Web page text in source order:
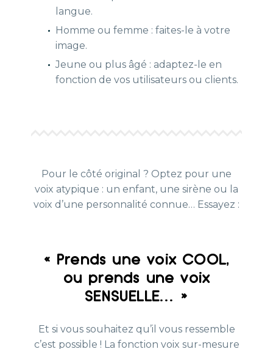
langue.
Homme ou femme : faites-le à votre
image.
Jeune ou plus âgé : adaptez-le en
fonction de vos utilisateurs ou clients.
Pour le côté original ? Optez pour une
voix atypique : un enfant, une sirène ou la
voix d’une personnalité connue… Essayez :
« Prends une voix COOL,
ou prends une voix
SENSUELLE… »
Et si vous souhaitez qu’il vous ressemble
c’est possible ! La fonction voix sur-mesure